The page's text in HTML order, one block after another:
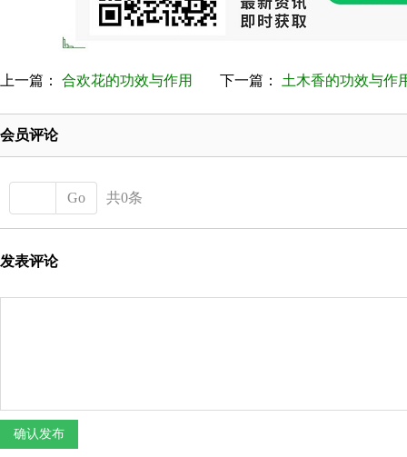
上一篇： 合欢花的功效与作用 下一篇： 土木香的功效与作
会员评论
Go 共0条
发表评论